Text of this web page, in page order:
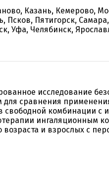
Казань, Кемерово,
Псков, Пятигорск,
Уфа, Челябинск,
исследование
для сравнения
комбинации с
ингаляционным
возраста и взрослых с